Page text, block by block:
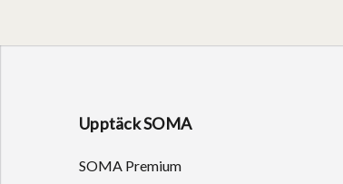
Upptäck SOMA
SOMA Premium